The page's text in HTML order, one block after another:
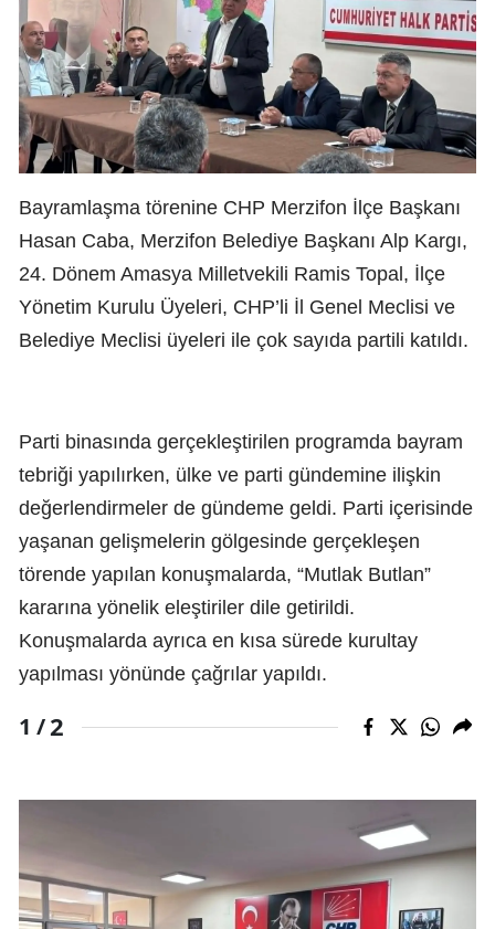
Bayramlaşma törenine CHP Merzifon İlçe Başkanı
Hasan Caba, Merzifon Belediye Başkanı Alp Kargı,
24. Dönem Amasya Milletvekili Ramis Topal, İlçe
Yönetim Kurulu Üyeleri, CHP’li İl Genel Meclisi ve
Belediye Meclisi üyeleri ile çok sayıda partili katıldı.
Parti binasında gerçekleştirilen programda bayram
tebriği yapılırken, ülke ve parti gündemine ilişkin
değerlendirmeler de gündeme geldi. Parti içerisinde
yaşanan gelişmelerin gölgesinde gerçekleşen
törende yapılan konuşmalarda, “Mutlak Butlan”
kararına yönelik eleştiriler dile getirildi.
Konuşmalarda ayrıca en kısa sürede kurultay
yapılması yönünde çağrılar yapıldı.
1 /2